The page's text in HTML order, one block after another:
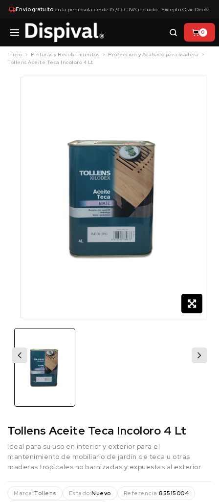
Envío gratuitoen la península desde 15,95 € IVA incluido · Excepto Orac Decor
×
0
Inicio Pinturas y Recubrimientos
Protección y Acabado para madera
Tollens Aceite Teca Incoloro 4 Lt
Tollens Aceite Teca Incoloro 4 Lt
Ideal para su uso en interior y exterior para el
mantenimiento de mobiliario de jardín de teca u otras
maderas tropicales no barnizadas y expuestas al exterior.
Marca:Tollens Estado:Nuevo Referencia:85515004